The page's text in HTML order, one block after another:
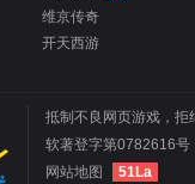
维京传奇
开天西游
抵制不良网页游戏，拒
软著登字第0782616
网站地图
51La